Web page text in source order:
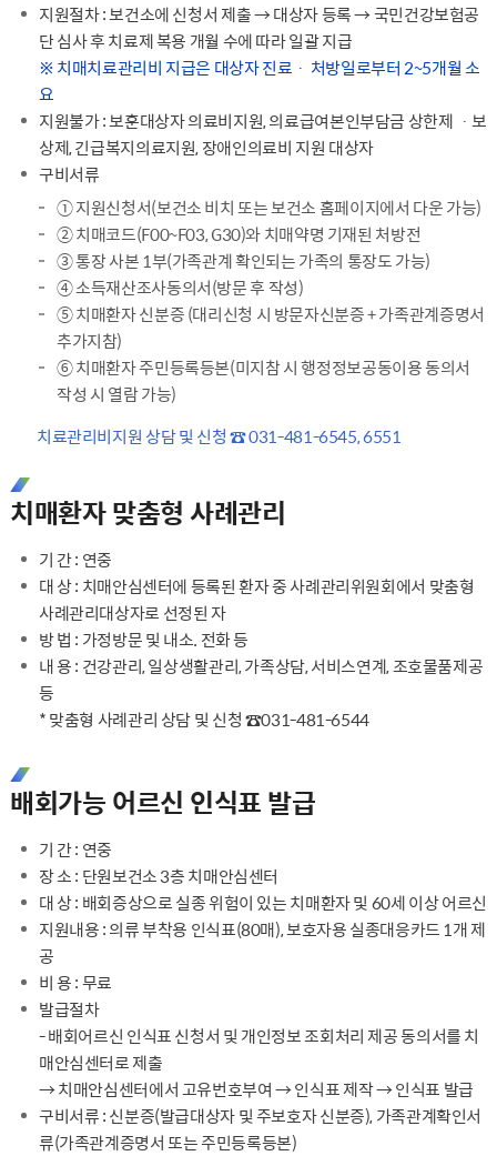
지원절차 : 보건소에 신청서 제출 → 대상자 등록 → 국민건강보험공
단 심사 후 치료제 복용 개월 수에 따라 일괄 지급
※ 치매치료관리비 지급은 대상자 진료ㆍ 처방일로부터 2~5개월 소
요
지원불가 : 보훈대상자 의료비지원, 의료급여본인부담금 상한제 ㆍ보
상제, 긴급복지의료지원, 장애인의료비 지원 대상자
구비서류
① 지원신청서(보건소 비치 또는 보건소 홈페이지에서 다운 가능)
② 치매코드(F00~F03, G30)와 치매약명 기재된 처방전
③ 통장 사본 1부(가족관계 확인되는 가족의 통장도 가능)
④ 소득재산조사동의서(방문 후 작성)
⑤ 치매환자 신분증 (대리신청 시 방문자신분증 + 가족관계증명서
추가지참)
⑥ 치매환자 주민등록등본(미지참 시 행정정보공동이용 동의서
작성 시 열람 가능)
치료관리비지원 상담 및 신청 ☎ 031-481-6545, 6551
치매환자 맞춤형 사례관리
기 간 : 연중
대 상 : 치매안심센터에 등록된 환자 중 사례관리위원회에서 맞춤형
사례관리대상자로 선정된 자
방 법 : 가정방문 및 내소. 전화 등
내 용 : 건강관리, 일상생활관리, 가족상담, 서비스연계, 조호물품제공
등
* 맞춤형 사례관리 상담 및 신청 ☎031-481-6544
배회가능 어르신 인식표 발급
기 간 : 연중
장 소 : 단원보건소 3층 치매안심센터
대 상 : 배회증상으로 실종 위험이 있는 치매환자 및 60세 이상 어르신
지원내용 : 의류 부착용 인식표(80매), 보호자용 실종대응카드 1개 제
공
비 용 : 무료
발급절차
- 배회어르신 인식표 신청서 및 개인정보 조회처리 제공 동의서를 치
매안심센터로 제출
→ 치매안심센터에서 고유번호부여 → 인식표 제작 → 인식표 발급
구비서류 : 신분증(발급대상자 및 주보호자 신분증), 가족관계확인서
류(가족관계증명서 또는 주민등록등본)